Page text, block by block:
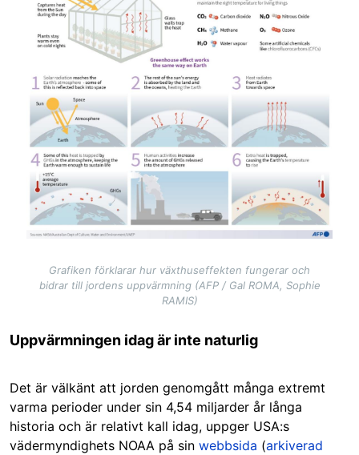
Grafiken förklarar hur växthuseffekten fungerar och
bidrar till jordens uppvärmning (AFP / Gal ROMA, Sophie
RAMIS)
Uppvärmningen idag är inte naturlig
Det är välkänt att jorden genomgått många extremt
varma perioder under sin 4,54 miljarder år långa
historia och är relativt kall idag, uppger USA:s
vädermyndighets NOAA på sin webbsida (arkiverad